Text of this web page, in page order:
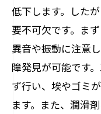
低下します。した
要不可欠です。ま
異音や振動に注意
障発見が可能です
ず行い、埃やゴミ
ます。また、潤滑